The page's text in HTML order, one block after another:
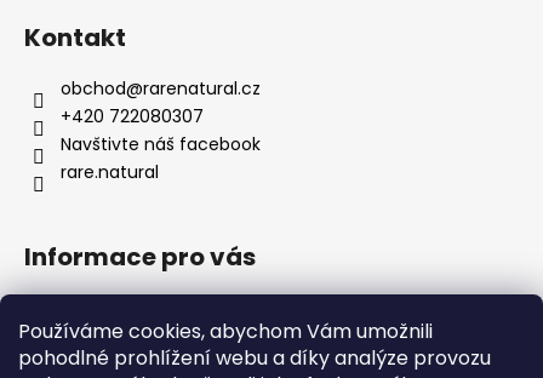
Používáme cookies, abychom Vám umožnili
pohodlné prohlížení webu a díky analýze provozu
Kontakt
obchod@rarenatural.cz
+420 722080307
Navštivte náš facebook
rare.natural
Informace pro vás
Podmínky ochrany osobních údajů
Formulář pro odstoupení od smlouvy